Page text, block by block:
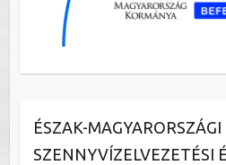
ÉSZAK-MAGYARORSZÁGI
SZENNYVÍZELVEZETÉSI